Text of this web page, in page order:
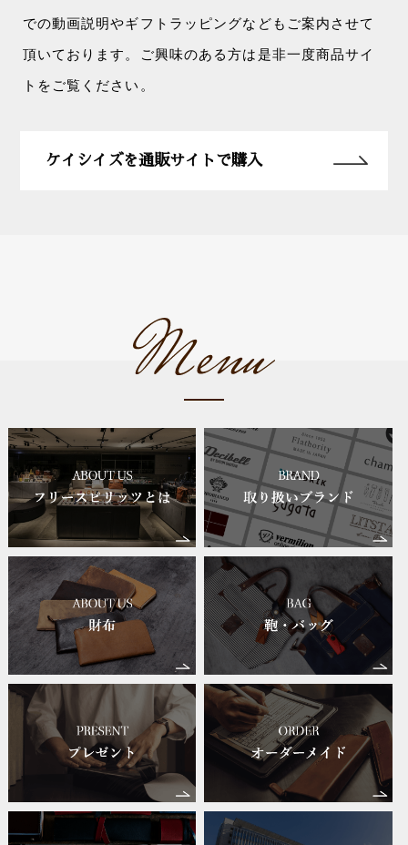
での動画説明やギフトラッピングなどもご案内させて
頂いております。ご興味のある方は是非一度商品サイ
トをご覧ください。
ケイシイズを通販サイトで購入